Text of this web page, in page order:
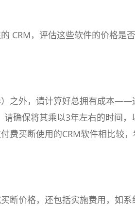
CRM，评估这些软件的价格是
之外，请计算好总拥有成本——
确保将其乘以3年左右的时间，
费买断使用的CRM软件相比较
断价格，还包括实施费用，如系